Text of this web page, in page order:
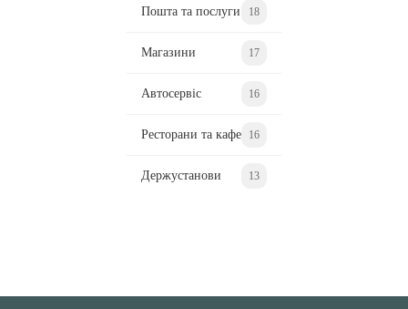
Пошта та послуги 18
Магазини 17
Автосервіс 16
Ресторани та кафе 16
Держустанови 13